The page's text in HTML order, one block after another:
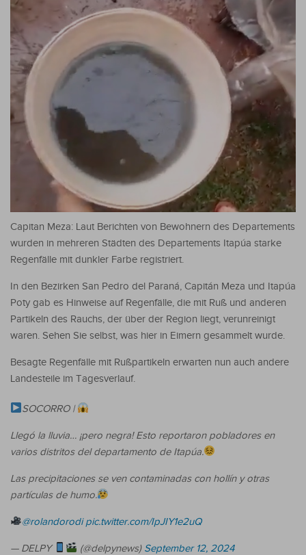
Capitan Meza: Laut Berichten von Bewohnern des Departements
wurden in mehreren Städten des Departements Itapúa starke
Regenfälle mit dunkler Farbe registriert.
In den Bezirken San Pedro del Paraná, Capitán Meza und Itapúa
Poty gab es Hinweise auf Regenfälle, die mit Ruß und anderen
Partikeln des Rauchs, der über der Region liegt, verunreinigt
waren. Sehen Sie selbst, was hier in Eimern gesammelt wurde.
Besagte Regenfälle mit Rußpartikeln erwarten nun auch andere
Landesteile im Tagesverlauf.
SOCORRO |
Llegó la lluvia… ¡pero negra! Esto reportaron pobladores en
varios distritos del departamento de Itapúa.
Las precipitaciones se ven contaminadas con hollín y otras
partículas de humo.
@rolandorodi pic.twitter.com/IpJIY1e2uQ
— DELPY (@delpynews) September 12, 2024